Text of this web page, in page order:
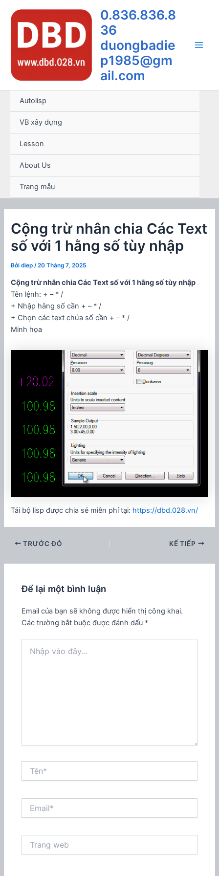
0.836.836.8
36
duongbadie
p1985@gm
ail.com
Autolisp
VB xây dựng
Lesson
About Us
Trang mẫu
Cộng trừ nhân chia Các Text
số với 1 hằng số tùy nhập
Bởidiep/20 Tháng 7, 2025
Cộng trừ nhân chia Các Text số với 1 hằng số tùy nhập
Tên lệnh: + – * /
+ Nhập hằng số cần + – * /
+ Chọn các text chứa số cần + – * /
Minh họa
Tải bộ lisp được chia sẻ miễn phí tại: https://dbd.028.vn/
TRƯỚC ĐÓ KẾ TIẾP
Để lại một bình luận
Email của bạn sẽ không được hiển thị công khai.
Các trường bắt buộc được đánh dấu *
vào
web